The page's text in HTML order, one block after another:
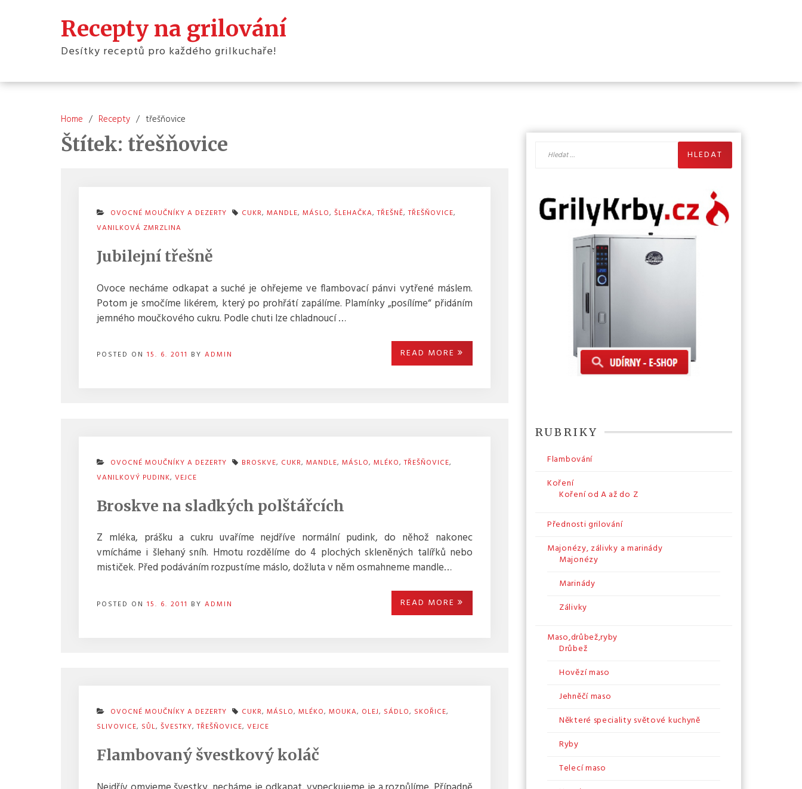
Recepty na grilování
Desítky receptů pro každého grilkuchaře!
Home Recepty třešňovice
Štítek: třešňovice
OVOCNÉ MOUČNÍKY A DEZERTY CUKR, MANDLE, MÁSLO, ŠLEHAČKA,TŘEŠNĚ,TŘEŠŇOVICE,
VANILKOVÁ ZMRZLINA
Jubilejní třešně
Ovoce necháme odkapat a suché je ohřejeme ve flambovací pánvi vytřené máslem.
Potom je smočíme likérem, který po prohřátí zapálíme. Plamínky „posílíme“ přidáním
jemného moučkového cukru. Podle chuti lze chladnoucí …
POSTED ON 15. 6. 2011 BY ADMIN READ MORE
OVOCNÉ MOUČNÍKY A DEZERTY BROSKVE, CUKR, MANDLE, MÁSLO, MLÉKO,TŘEŠŇOVICE,
VANILKOVÝ PUDINK, VEJCE
Broskve na sladkých polštářcích
Z mléka, prášku a cukru uvaříme nejdříve normální pudink, do něhož nakonec
vmícháme i šlehaný sníh. Hmotu rozdělíme do 4 plochých skleněných talířků nebo
mističek. Před podáváním rozpustíme máslo, dožluta v něm osmahneme mandle…
POSTED ON 15. 6. 2011 BY ADMIN READ MORE
OVOCNÉ MOUČNÍKY A DEZERTY CUKR, MÁSLO, MLÉKO, MOUKA, OLEJ, SÁDLO, SKOŘICE,
SLIVOVICE, SŮL, ŠVESTKY,TŘEŠŇOVICE, VEJCE
Flambovaný švestkový koláč
Vyhledávání
RUBRIKY
Flambování
Koření
Koření od A až do Z
Přednosti grilování
Majonézy, zálivky a marinády
Majonézy
Marinády
Zálivky
Maso,drůbež,ryby
Drůbež
Hovězí maso
Jehněčí maso
Některé speciality světové kuchyně
Ryby
Telecí maso